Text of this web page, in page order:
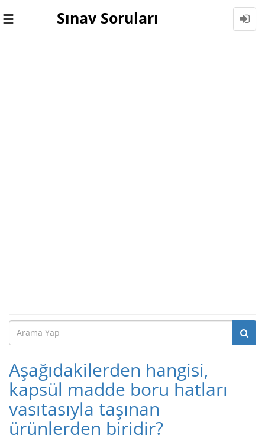
Toggle
Sınav Soruları
Aşağıdakilerden hangisi,
kapsül madde boru hatları
vasıtasıyla taşınan
ürünlerden biridir?